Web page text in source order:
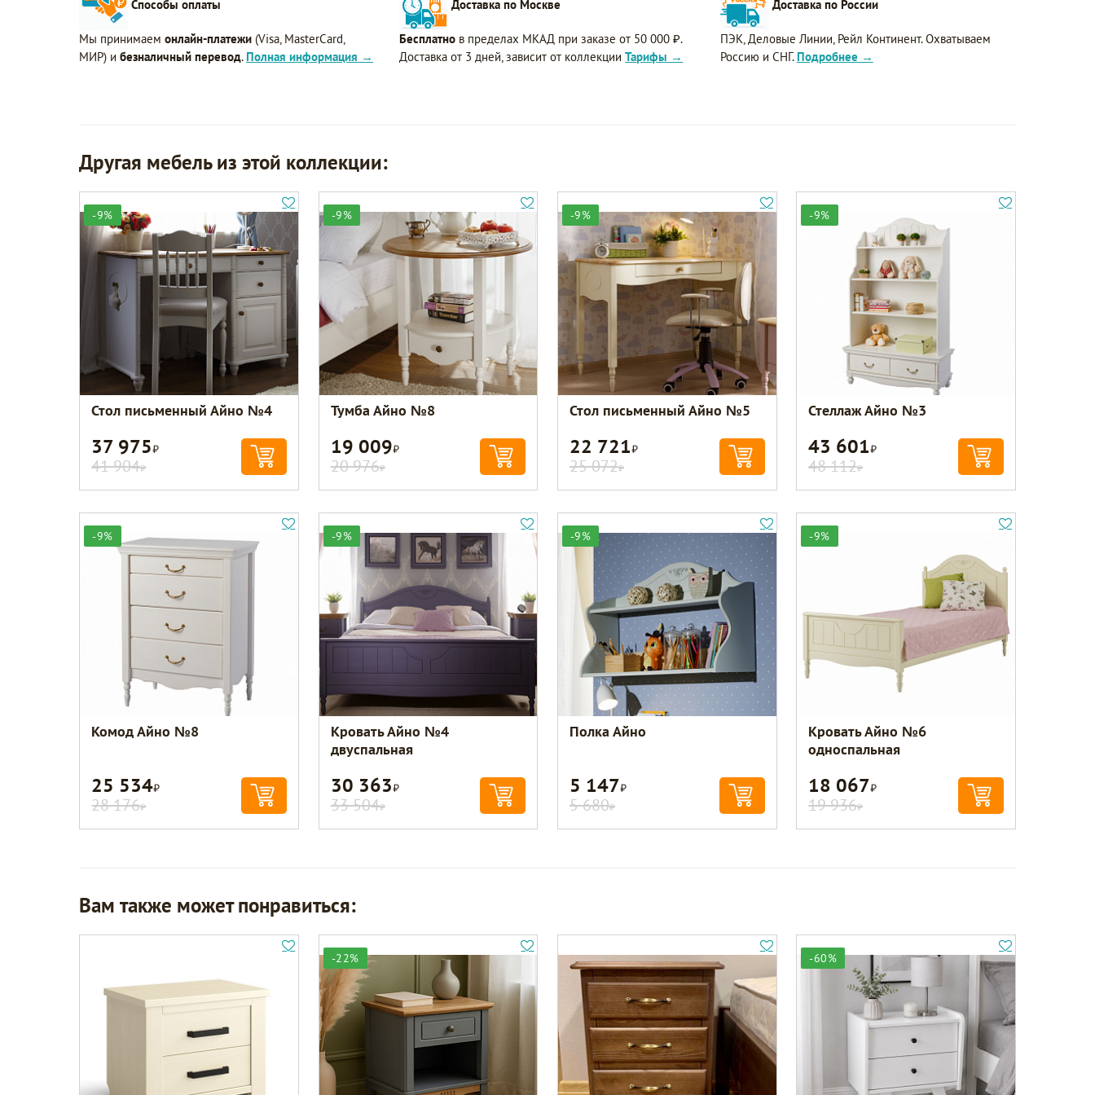
Способы оплаты
Мы принимаем онлайн-платежи (Visa, MasterCard,
МИР) и безналичный перевод. Полная информация →
Доставка по Москве
Бесплатно в пределах МКАД при заказе от 50 000 ₽.
Доставка от 3 дней, зависит от коллекцииТарифы →
Доставка по России
ПЭК, Деловые Линии, Рейл Континент. Охватываем
Россию и СНГ. Подробнее →
Другая мебель из этой коллекции:
-9%
Стол письменный Айно №4
37 975Р
41 904Р
-9%
Тумба Айно №8
19 009Р
20 976Р
-9%
Стол письменный Айно №5
22 721Р
25 072Р
-9%
Стеллаж Айно №3
43 601Р
48 112Р
-9%
Комод Айно №8
25 534Р
28 176Р
-9%
Кровать Айно №4
двуспальная
30 363Р
33 504Р
-9%
Полка Айно
5 147Р
5 680Р
-9%
Кровать Айно №6
односпальная
18 067Р
19 936Р
Вам также может понравиться:
-22% -60%